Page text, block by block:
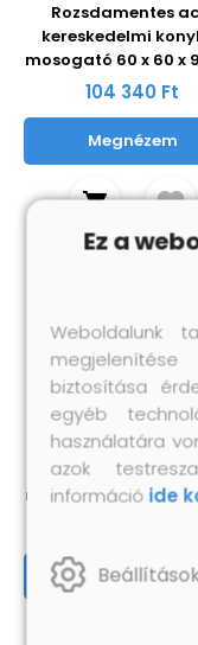
Rozsdamentes
kereskedelmi
mosogató 60 x 60 x
104 340 Ft
Megnézem
Rozsdamentes
kereskedelmi
mosogató 60 x 60 x
Megnézem
Ez a
Weboldalunk
biztosítása
egyéb
használatára
azok
információ ide